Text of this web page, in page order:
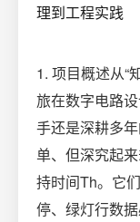
1. 项目概述从“
旅在数字电路
手还是深耕多
单、但深究起
持时间Th。它
停、绿灯行数